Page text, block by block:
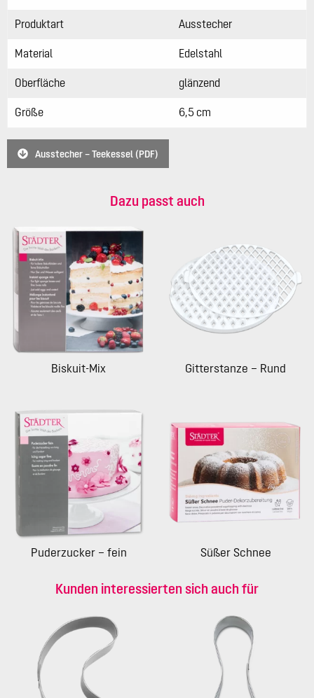
Produktart Ausstecher
Material Edelstahl
Oberfläche glänzend
Größe 6,5 cm
Ausstecher – Teekessel (PDF)
Dazu passt auch
Biskuit-Mix Gitterstanze – Rund
Puderzucker – fein Süßer Schnee
Kunden interessierten sich auch für